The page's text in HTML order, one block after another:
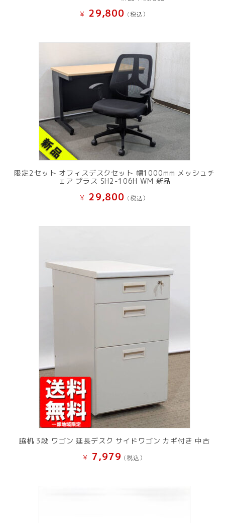
¥ 29,800 (税込）
限定2セット オフィスデスクセット 幅1000mm メッシュチ
ェア プラス SH2-106H WM 新品
¥ 29,800 (税込）
脇机 3段 ワゴン 延長デスク サイドワゴン カギ付き 中古
¥ 7,979 (税込）